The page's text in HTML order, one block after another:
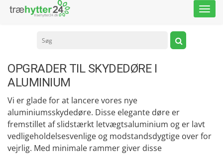
OPGRADER TIL SKYDEDØRE I
ALUMINIUM
Vi er glade for at lancere vores nye
aluminiumsskydedøre. Disse elegante døre er
fremstillet af slidstærkt letvægtsaluminium og er lavt
vedligeholdelsesvenlige og modstandsdygtige over for
vejrlig. Med minimale rammer giver disse